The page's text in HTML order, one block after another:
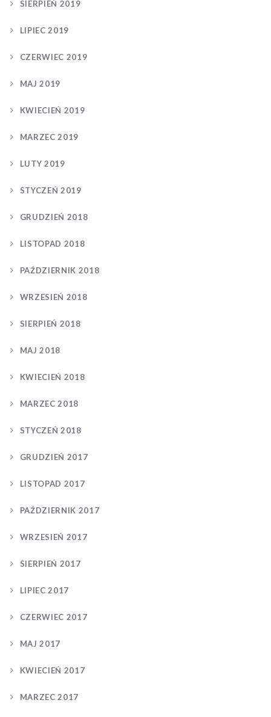
SIERPIEŃ 2019
LIPIEC 2019
CZERWIEC 2019
MAJ 2019
KWIECIEŃ 2019
MARZEC 2019
LUTY 2019
STYCZEŃ 2019
GRUDZIEŃ 2018
LISTOPAD 2018
PAŹDZIERNIK 2018
WRZESIEŃ 2018
SIERPIEŃ 2018
MAJ 2018
KWIECIEŃ 2018
MARZEC 2018
STYCZEŃ 2018
GRUDZIEŃ 2017
LISTOPAD 2017
PAŹDZIERNIK 2017
WRZESIEŃ 2017
SIERPIEŃ 2017
LIPIEC 2017
CZERWIEC 2017
MAJ 2017
KWIECIEŃ 2017
MARZEC 2017